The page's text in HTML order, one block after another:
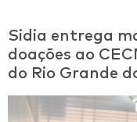
Sidia entrega
doações ao
do Rio Grande